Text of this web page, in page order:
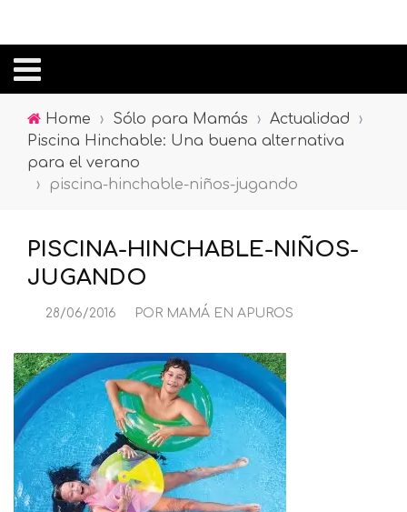
Home › Sólo para Mamás › Actualidad
›
Piscina Hinchable: Una buena alternativa
para el verano
›
piscina-hinchable-niños-jugando
PISCINA-HINCHABLE-NIÑOS-
JUGANDO
28/06/2016 POR MAMÁ EN APUROS